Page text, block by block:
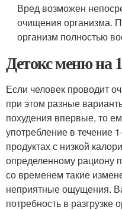
Вред возможен
очищения организма.
организм полностью
Детокс меню на
Если человек проводит
при этом разные
похудения впервые, то
употребление в течение
продуктах с низкой
определенному рациону
со временем такие
неприятные ощущения.
потребность в разгрузке